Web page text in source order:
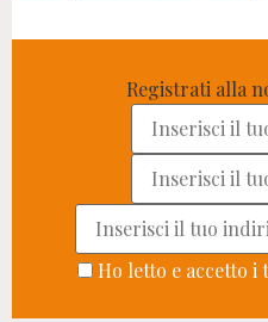
Registrati alla
Ho letto e accetto